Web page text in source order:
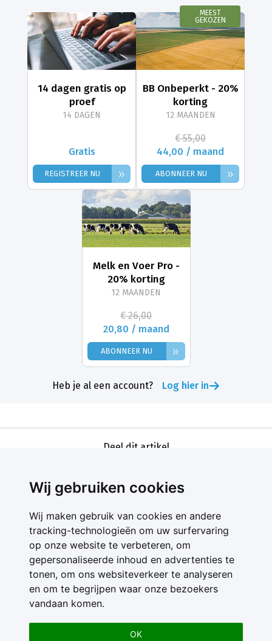
Wij gebruiken cookies
Wij maken gebruik van cookies en andere
tracking-technologieën om uw surfervaring
op onze website te verbeteren, om
gepersonaliseerde inhoud en advertenties te
tonen, om ons websiteverkeer te analyseren
en om te begrijpen waar onze bezoekers
vandaan komen.
OK
14 dagen gratis op
proef
14 DAGEN
Gratis
REGISTREER NU »
MEEST
GEKOZEN
BB Onbeperkt - 20%
korting
12 MAANDEN
€ 55,00
44,00 / maand
ABONNEER NU »
Melk en Voer Pro -
20% korting
12 MAANDEN
€ 26,00
20,80 / maand
ABONNEER NU »
Heb je al een account? Log hier in
Deel dit artikel
Contact
Feedback
Nieuwsbrief
Adverteren
Gebruikersvoorwaarden
Privacy Statement